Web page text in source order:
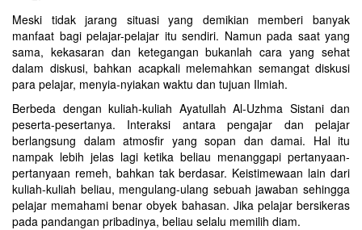
Meski tidak jarang situasi yang demikian memberi banyak
manfaat bagi pelajar-pelajar itu sendiri. Namun pada saat yang
sama, kekasaran dan ketegangan bukanlah cara yang sehat
dalam diskusi, bahkan acapkali melemahkan semangat diskusi
para pelajar, menyia-nyiakan waktu dan tujuan Ilmiah.
Berbeda dengan kuliah-kuliah Ayatullah Al-Uzhma Sistani dan
peserta-pesertanya. Interaksi antara pengajar dan pelajar
berlangsung dalam atmosfir yang sopan dan damai. Hal itu
nampak lebih jelas lagi ketika beliau menanggapi pertanyaan-
pertanyaan remeh, bahkan tak berdasar. Keistimewaan lain dari
kuliah-kuliah beliau, mengulang-ulang sebuah jawaban sehingga
pelajar memahami benar obyek bahasan. Jika pelajar bersikeras
pada pandangan pribadinya, beliau selalu memilih diam.